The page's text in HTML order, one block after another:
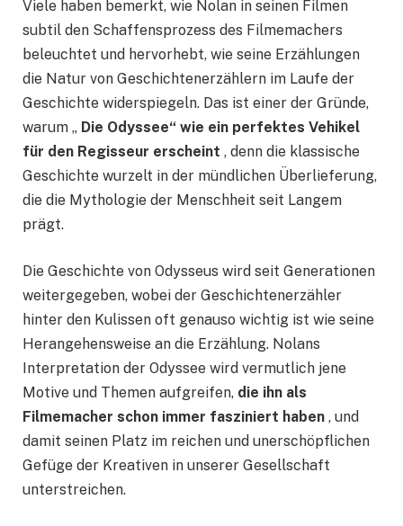
Viele haben bemerkt, wie Nolan in seinen Filmen
subtil den Schaffensprozess des Filmemachers
beleuchtet und hervorhebt, wie seine Erzählungen
die Natur von Geschichtenerzählern im Laufe der
Geschichte widerspiegeln. Das ist einer der Gründe,
warum „ Die Odyssee“ wie ein perfektes Vehikel
für den Regisseur erscheint , denn die klassische
Geschichte wurzelt in der mündlichen Überlieferung,
die die Mythologie der Menschheit seit Langem
prägt.
Die Geschichte von Odysseus wird seit Generationen
weitergegeben, wobei der Geschichtenerzähler
hinter den Kulissen oft genauso wichtig ist wie seine
Herangehensweise an die Erzählung. Nolans
Interpretation der Odyssee wird vermutlich jene
Motive und Themen aufgreifen, die ihn als
Filmemacher schon immer fasziniert haben , und
damit seinen Platz im reichen und unerschöpflichen
Gefüge der Kreativen in unserer Gesellschaft
unterstreichen.